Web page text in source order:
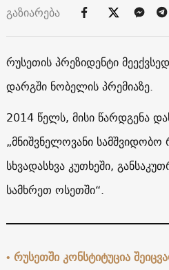
გაზიარება
რუსეთის პრეზიდენტი
დარგში ნობელის პრემიაზე.
2014 წელს, მისი წარდგენა
„მნიშვნელოვანი
სხვადასხვა კუთხეში,
სამხრეთ ოსეთში“.
• რუსეთში კონსტიტუცია